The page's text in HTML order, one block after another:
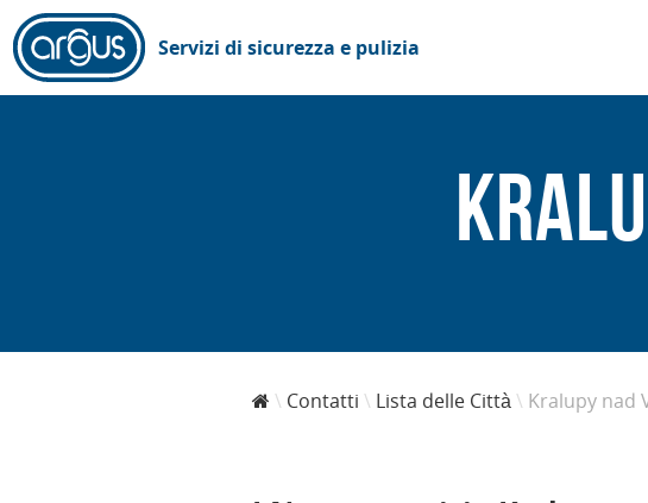
Servizi di sicurezza e pulizia
Contatti Lista delle Città Kralupy nad